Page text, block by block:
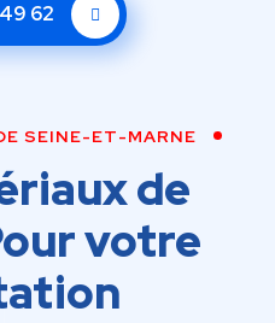
62
SEINE-ET-MARNE
de
votre